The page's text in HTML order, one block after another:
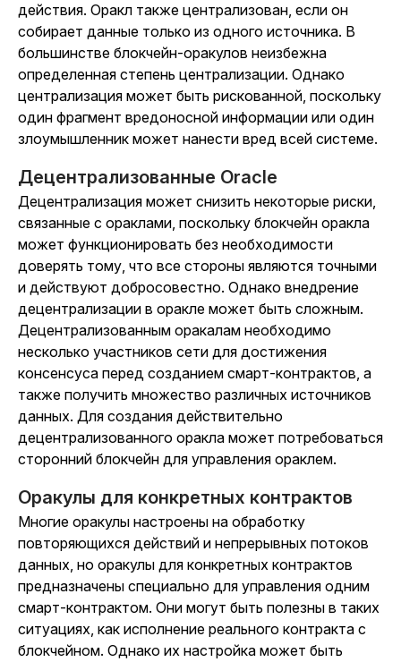
действия. Оракл также централизован, если он
собирает данные только из одного источника. В
большинстве блокчейн-оракулов неизбежна
определенная степень централизации. Однако
централизация может быть рискованной, поскольку
один фрагмент вредоносной информации или один
злоумышленник может нанести вред всей системе.
Децентрализованные Oracle
Децентрализация может снизить некоторые риски,
связанные с ораклами, поскольку блокчейн оракла
может функционировать без необходимости
доверять тому, что все стороны являются точными
и действуют добросовестно. Однако внедрение
децентрализации в оракле может быть сложным.
Децентрализованным оракалам необходимо
несколько участников сети для достижения
консенсуса перед созданием смарт-контрактов, а
также получить множество различных источников
данных. Для создания действительно
децентрализованного оракла может потребоваться
сторонний блокчейн для управления ораклем.
Оракулы для конкретных контрактов
Многие оракулы настроены на обработку
повторяющихся действий и непрерывных потоков
данных, но оракулы для конкретных контрактов
предназначены специально для управления одним
смарт-контрактом. Они могут быть полезны в таких
ситуациях, как исполнение реального контракта с
блокчейном. Однако их настройка может быть